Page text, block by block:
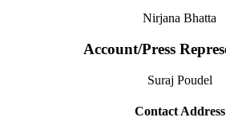
Nirjana Bhatta
Account/Press
Suraj Poudel
Contact Address